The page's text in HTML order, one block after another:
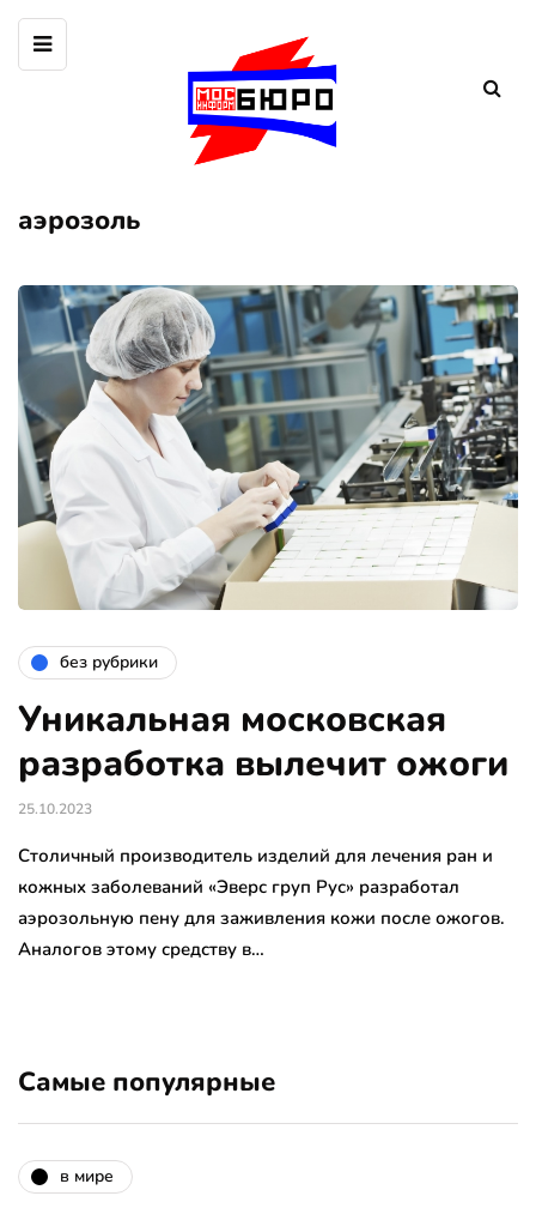
аэрозоль
без рубрики
Уникальная московская
разработка вылечит ожоги
25.10.2023
Столичный производитель изделий для лечения ран и
кожных заболеваний «Эверс груп Рус» разработал
аэрозольную пену для заживления кожи после ожогов.
Аналогов этому средству в…
Самые популярные
в мире